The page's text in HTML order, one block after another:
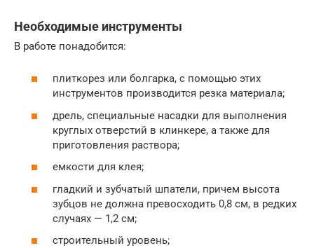
Необходимые инструменты
В работе понадобится:
плиткорез или болгарка, с помощью этих
инструментов производится резка материала;
дрель, специальные насадки для выполнения
круглых отверстий в клинкере, а также для
приготовления раствора;
емкости для клея;
гладкий и зубчатый шпатели, причем высота
зубцов не должна превосходить 0,8 см, в редких
случаях — 1,2 см;
строительный уровень;